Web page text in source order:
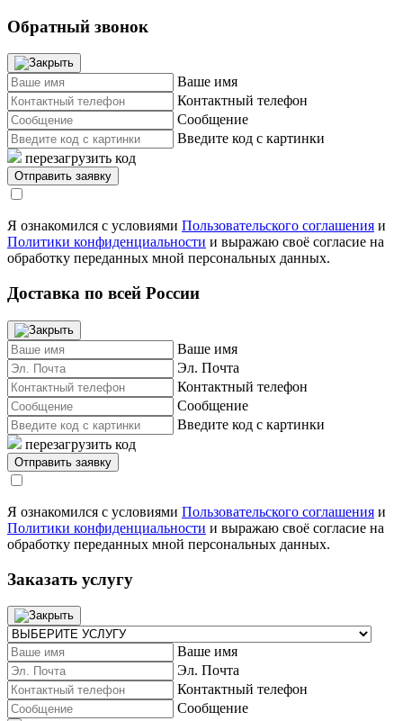
Обратный звонок
Ваше имя
Контактный телефон
Сообщение
Введите код с картинки
перезагрузить код
Я ознакомился с условиями Пользовательского соглашения и
Политики конфиденциальности и выражаю своё согласие на
обработку переданных мной персональных данных.
Доставка по всей России
Ваше имя
Эл. Почта
Контактный телефон
Сообщение
Введите код с картинки
перезагрузить код
Я ознакомился с условиями Пользовательского соглашения и
Политики конфиденциальности и выражаю своё согласие на
обработку переданных мной персональных данных.
Заказать услугу
Ваше имя
Эл. Почта
Контактный телефон
Сообщение